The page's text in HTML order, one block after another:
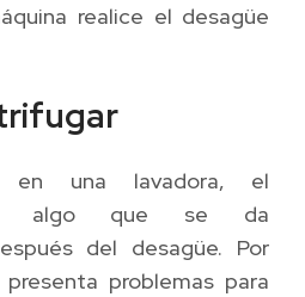
realice el desagüe
en una lavadora, el
algo que se da
del desagüe. Por
problemas para